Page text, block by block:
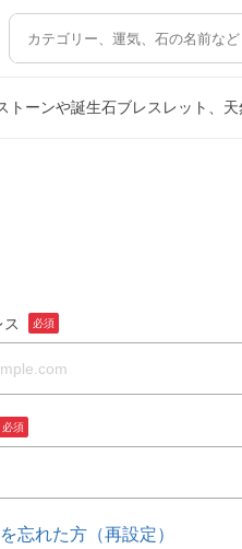
トーンや誕生石ブレスレット、
ス 必須
必須
忘れた方（再設定）